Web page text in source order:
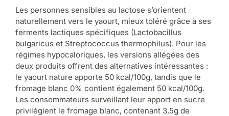
Les personnes sensibles au lactose s’orientent
naturellement vers le yaourt, mieux toléré grâce à ses
ferments lactiques spécifiques (Lactobacillus
bulgaricus et Streptococcus thermophilus). Pour les
régimes hypocaloriques, les versions allégées des
deux produits offrent des alternatives intéressantes :
le yaourt nature apporte 50 kcal/100g, tandis que le
fromage blanc 0% contient également 50 kcal/100g.
Les consommateurs surveillant leur apport en sucre
privilégient le fromage blanc, contenant 3,5g de